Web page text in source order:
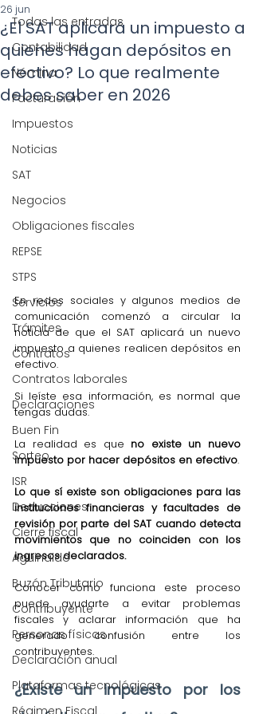
Todas las entradas
Contabilidad
Nómina
Facturación
Impuestos
Noticias
SAT
Negocios
Obligaciones fiscales
REPSE
STPS
Servicios
Trámites
Contratos
Contratos laborales
Declaraciones
Buen Fin
Sorteo
ISR
Deducciones
Cierre fiscal
Aguinaldo
Buzón Tributario
Contribuyente
Personas físicas
Declaración anual
Plataformas tecnológicas
Régimen Fiscal
¿El SAT aplicará un impuesto a
quienes hagan depósitos en
efectivo? Lo que realmente
debes saber en 2026
26 jun
En redes sociales y algunos medios de
comunicación comenzó a circular la
noticia de que el SAT aplicará un nuevo
impuesto a quienes realicen depósitos en
efectivo.
Si leíste esa información, es normal que
tengas dudas.
La realidad es que no existe un nuevo
impuesto por hacer depósitos en efectivo.
Lo que sí existe son obligaciones para las
instituciones financieras y facultades de
revisión por parte del SAT cuando detecta
movimientos que no coinciden con los
ingresos declarados.
Conocer cómo funciona este proceso
puede ayudarte a evitar problemas
fiscales y aclarar información que ha
generado confusión entre los
contribuyentes.
¿Existe un impuesto por los